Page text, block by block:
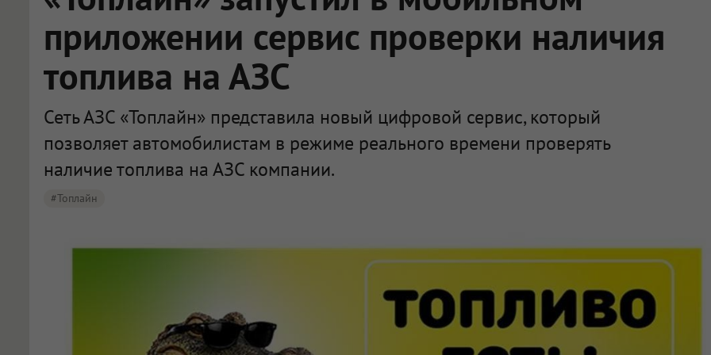
приложении сервис проверки наличия
топлива на АЗС
Сеть АЗС «Топлайн» представила новый цифровой сервис, который
позволяет автомобилистам в режиме реального времени проверять
наличие топлива на АЗС компании.
#Топлайн